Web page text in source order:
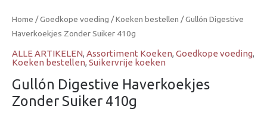
Home /Goedkope voeding /Koeken bestellen / Gullón Digestive
Haverkoekjes Zonder Suiker 410g
ALLE ARTIKELEN, Assortiment Koeken, Goedkope voeding,
Koeken bestellen, Suikervrije koeken
Gullón Digestive Haverkoekjes
Zonder Suiker 410g